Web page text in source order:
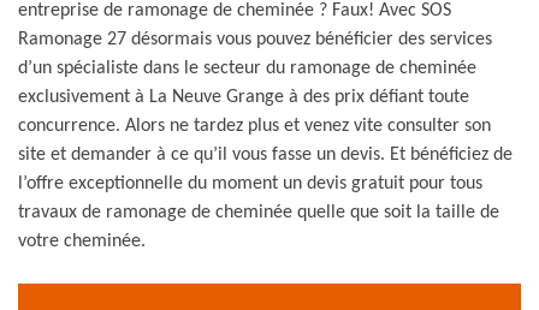
entreprise de ramonage de cheminée ? Faux! Avec SOS
Ramonage 27 désormais vous pouvez bénéficier des services
d’un spécialiste dans le secteur du ramonage de cheminée
exclusivement à La Neuve Grange à des prix défiant toute
concurrence. Alors ne tardez plus et venez vite consulter son
site et demander à ce qu’il vous fasse un devis. Et bénéficiez de
l’offre exceptionnelle du moment un devis gratuit pour tous
travaux de ramonage de cheminée quelle que soit la taille de
votre cheminée.